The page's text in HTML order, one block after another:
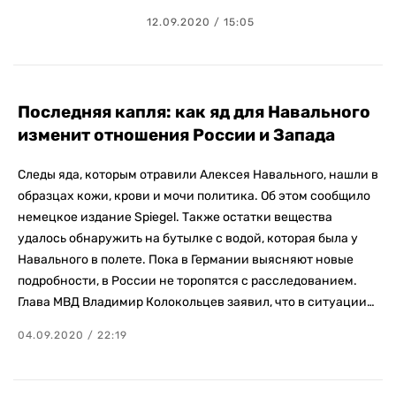
12.09.2020 / 15:05
Последняя капля: как яд для Навального
изменит отношения России и Запада
Следы яда, которым отравили Алексея Навального, нашли в
образцах кожи, крови и мочи политика. Об этом сообщило
немецкое издание Spiegel. Также остатки вещества
удалось обнаружить на бутылке c водой, которая была у
Навального в полете. Пока в Германии выясняют новые
подробности, в России не торопятся с расследованием.
Глава МВД Владимир Колокольцев заявил, что в ситуации…
04.09.2020 / 22:19